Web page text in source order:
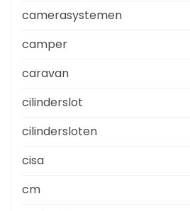
camerasystemen
camper
caravan
cilinderslot
cilindersloten
cisa
cm